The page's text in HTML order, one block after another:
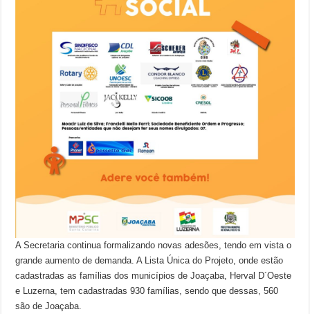
A Secretaria continua formalizando novas adesões, tendo em vista o
grande aumento de demanda. A Lista Única do Projeto, onde estão
cadastradas as famílias dos municípios de Joaçaba, Herval D´Oeste
e Luzerna, tem cadastradas 930 famílias, sendo que dessas, 560
são de Joaçaba.